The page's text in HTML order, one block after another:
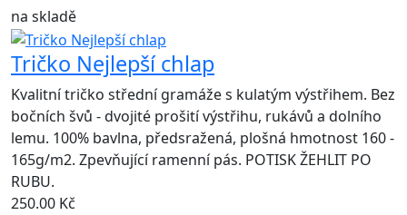
na skladě
Tričko Nejlepší chlap
Kvalitní tričko střední gramáže s kulatým výstřihem. Bez
bočních švů - dvojité prošití výstřihu, rukávů a dolního
lemu. 100% bavlna, předsražená, plošná hmotnost 160 -
165g/m2. Zpevňující ramenní pás. POTISK ŽEHLIT PO
RUBU.
250.00 Kč